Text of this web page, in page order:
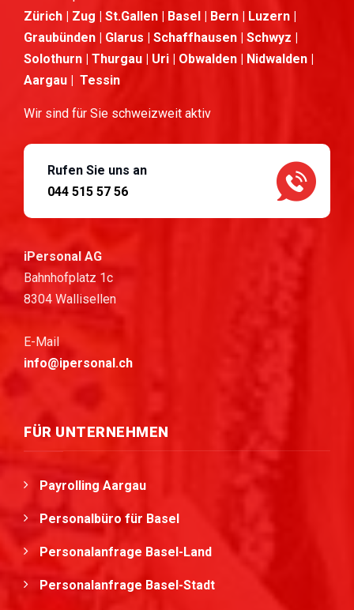
Zürich | Zug | St.Gallen | Basel | Bern | Luzern |
Graubünden | Glarus | Schaffhausen | Schwyz |
Solothurn | Thurgau | Uri | Obwalden | Nidwalden |
Aargau | Tessin
Wir sind für Sie schweizweit aktiv
Rufen Sie uns an
044 515 57 56
iPersonal AG
Bahnhofplatz 1c
8304 Wallisellen
E-Mail
info@ipersonal.ch
FÜR UNTERNEHMEN
Payrolling Aargau
Personalbüro für Basel
Personalanfrage Basel-Land
Personalanfrage Basel-Stadt